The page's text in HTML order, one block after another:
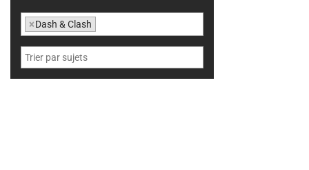
×Dash & Clash